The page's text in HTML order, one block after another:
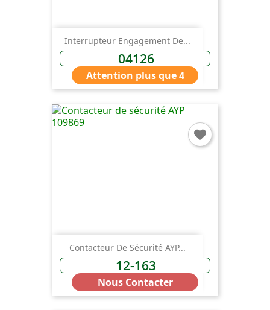
Interrupteur Engagement De...
04126
Attention plus que 4
Contacteur De Sécurité AYP...
12-163
Nous Contacter